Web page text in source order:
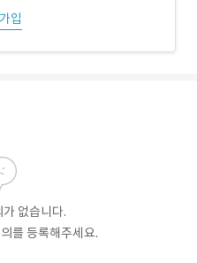
입
없습니다.
를 등록해주세요.